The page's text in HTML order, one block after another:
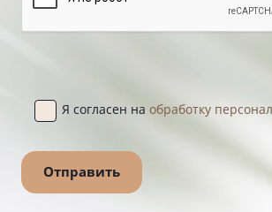
Я согласен на обработку